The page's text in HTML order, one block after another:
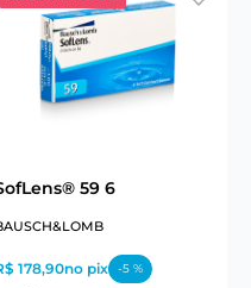
59 6
178,90no pix -5 %